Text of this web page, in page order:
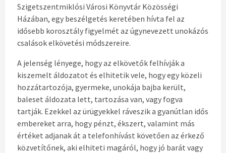
Szigetszentmiklósi Városi Könyvtár Közösségi
Házában, egy beszélgetés keretében hívta fel az
idősebb korosztály figyelmét az úgynevezett unokázós
csalások elkövetési módszereire.
A jelenség lényege, hogy az elkövetők felhívják a
kiszemelt áldozatot és elhitetik vele, hogy egy közeli
hozzátartozója, gyermeke, unokája bajba került,
baleset áldozata lett, tartozása van, vagy fogva
tartják. Ezekkel az ürügyekkel ráveszik a gyanútlan idős
embereket arra, hogy pénzt, ékszert, valamint más
értéket adjanak át a telefonhívást követően az érkező
közvetítőnek, aki elhiteti magáról, hogy jó barát vagy